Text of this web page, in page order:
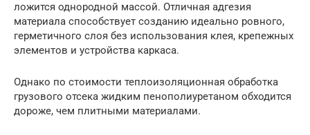
ложится однородной массой. Отличная адгезия
материала способствует созданию идеально ровного,
герметичного слоя без использования клея, крепежных
элементов и устройства каркаса.
Однако по стоимости теплоизоляционная обработка
грузового отсека жидким пенополиуретаном обходится
дороже, чем плитными материалами.